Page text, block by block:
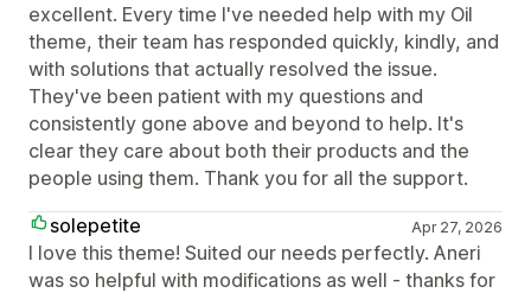
excellent. Every time I've needed help with my Oil
theme, their team has responded quickly, kindly, and
with solutions that actually resolved the issue.
They've been patient with my questions and
consistently gone above and beyond to help. It's
clear they care about both their products and the
people using them. Thank you for all the support.
solepetite
Apr 27, 2026
I love this theme! Suited our needs perfectly. Aneri
was so helpful with modifications as well - thanks for